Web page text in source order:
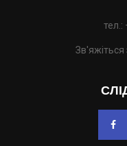
тел.:
Зв'яжіться